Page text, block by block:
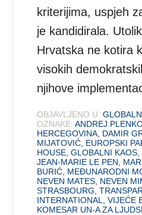
kriterijima, uspjeh
je kandidirala.
Hrvatska ne kotira
visokih
njihove
OBJAVLJENO U:
OZNAKE: ANDREJ
HERCEGOVINA DAMIR
MIJATOVIĆ EUROPSKI
HOUSE ,GLOBALNI KAOS
JEAN-MARIE LE PEN
BURIĆ MEĐUNARODNI
NEVEN MATES NEVEN
STRASBOURG ,
INTERNATIONAL
,VIJEĆE
KOMESAR UN-A ZA